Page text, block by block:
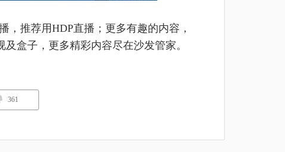
，推荐用HDP直播；更多有趣的内容，
盒子，更多精彩内容尽在沙发管家。
361